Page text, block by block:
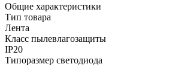
Общие характеристики
Тип товара
Лента
Класс пылевлагозащиты
IP20
Типоразмер светодиода